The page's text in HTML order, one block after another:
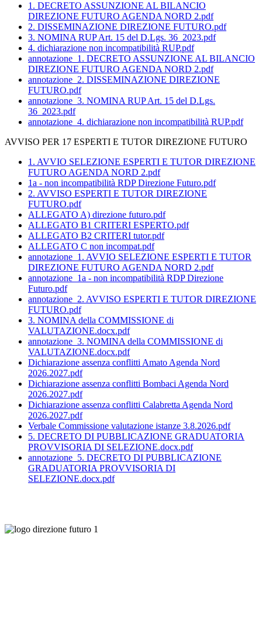
1. DECRETO ASSUNZIONE AL BILANCIO
DIREZIONE FUTURO AGENDA NORD 2.pdf
2. DISSEMINAZIONE DIREZIONE FUTURO.pdf
3. NOMINA RUP Art. 15 del D.Lgs. 36_2023.pdf
4. dichiarazione non incompatibilità RUP.pdf
annotazione_1. DECRETO ASSUNZIONE AL BILANCIO
DIREZIONE FUTURO AGENDA NORD 2.pdf
annotazione_2. DISSEMINAZIONE DIREZIONE
FUTURO.pdf
annotazione_3. NOMINA RUP Art. 15 del D.Lgs.
36_2023.pdf
annotazione_4. dichiarazione non incompatibilità RUP.pdf
AVVISO PER 17 ESPERTI E TUTOR DIREZIONE FUTURO
1. AVVIO SELEZIONE ESPERTI E TUTOR DIREZIONE
FUTURO AGENDA NORD 2.pdf
1a - non incompatibilità RDP Direzione Futuro.pdf
2. AVVISO ESPERTI E TUTOR DIREZIONE
FUTURO.pdf
ALLEGATO A) direzione futuro.pdf
ALLEGATO B1 CRITERI ESPERTO.pdf
ALLEGATO B2 CRITERI tutor.pdf
ALLEGATO C non incompat.pdf
annotazione_1. AVVIO SELEZIONE ESPERTI E TUTOR
DIREZIONE FUTURO AGENDA NORD 2.pdf
annotazione_1a - non incompatibilità RDP Direzione
Futuro.pdf
annotazione_2. AVVISO ESPERTI E TUTOR DIREZIONE
FUTURO.pdf
3. NOMINA della COMMISSIONE di
VALUTAZIONE.docx.pdf
annotazione_3. NOMINA della COMMISSIONE di
VALUTAZIONE.docx.pdf
Dichiarazione assenza conflitti Amato Agenda Nord
2026.2027.pdf
Dichiarazione assenza conflitti Bombaci Agenda Nord
2026.2027.pdf
Dichiarazione assenza conflitti Calabretta Agenda Nord
2026.2027.pdf
Verbale Commissione valutazione istanze 3.8.2026.pdf
5. DECRETO DI PUBBLICAZIONE GRADUATORIA
PROVVISORIA DI SELEZIONE.docx.pdf
annotazione_5. DECRETO DI PUBBLICAZIONE
GRADUATORIA PROVVISORIA DI
SELEZIONE.docx.pdf